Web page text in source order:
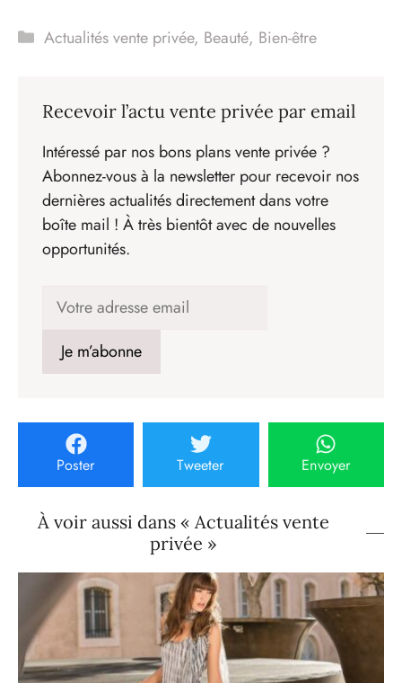
Catégories
Actualités vente privée, Beauté, Bien-être
Recevoir l’actu vente privée par email
Intéressé par nos bons plans vente privée ?
Abonnez-vous à la newsletter pour recevoir nos
dernières actualités directement dans votre
boîte mail ! À très bientôt avec de nouvelles
opportunités.
Poster Tweeter Envoyer
À voir aussi dans « Actualités vente
privée »